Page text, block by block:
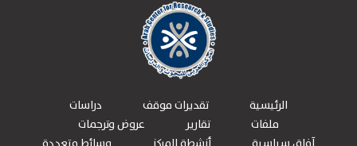
الرئيسية تقديرات موقف
دراسات
ملفات
تقارير
عروض وترجمات